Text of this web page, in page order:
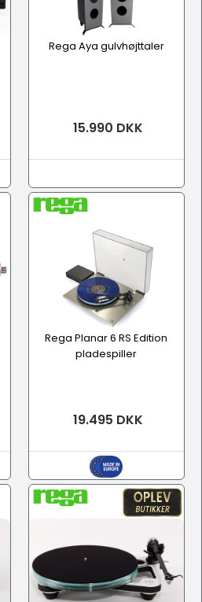
Rega Aya gulvhøjttaler
15.990 DKK
Rega Planar 6 RS Edition
pladespiller
19.495 DKK